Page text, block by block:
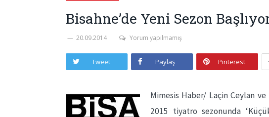
Bisahne’de Yeni Sezon
20.09.2014 Yorum yapılmamış
Tweet Paylaş Pinterest
Mimesis Haber/ Laçin Ceylan
2015 tiyatro sezonunda